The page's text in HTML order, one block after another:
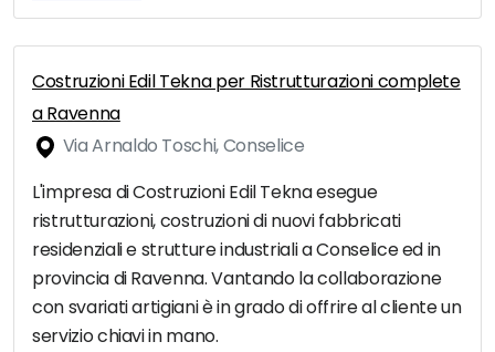
Costruzioni Edil Tekna per Ristrutturazioni complete
a Ravenna
Via Arnaldo Toschi, Conselice
L'impresa di Costruzioni Edil Tekna esegue
ristrutturazioni, costruzioni di nuovi fabbricati
residenziali e strutture industriali a Conselice ed in
provincia di Ravenna. Vantando la collaborazione
con svariati artigiani è in grado di offrire al cliente un
servizio chiavi in mano.